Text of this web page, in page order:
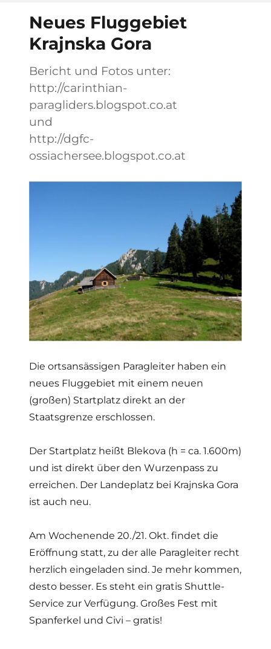
Neues Fluggebiet
Krajnska Gora
Bericht und Fotos unter:
http://carinthian-
paragliders.blogspot.co.at
und
http://dgfc-
ossiachersee.blogspot.co.at
Die ortsansässigen Paragleiter haben ein
neues Fluggebiet mit einem neuen
(großen) Startplatz direkt an der
Staatsgrenze erschlossen.
Der Startplatz heißt Blekova (h = ca. 1.600m)
und ist direkt über den Wurzenpass zu
erreichen. Der Landeplatz bei Krajnska Gora
ist auch neu.
Am Wochenende 20./21. Okt. findet die
Eröffnung statt, zu der alle Paragleiter recht
herzlich eingeladen sind. Je mehr kommen,
desto besser. Es steht ein gratis Shuttle-
Service zur Verfügung. Großes Fest mit
Spanferkel und Civi – gratis!